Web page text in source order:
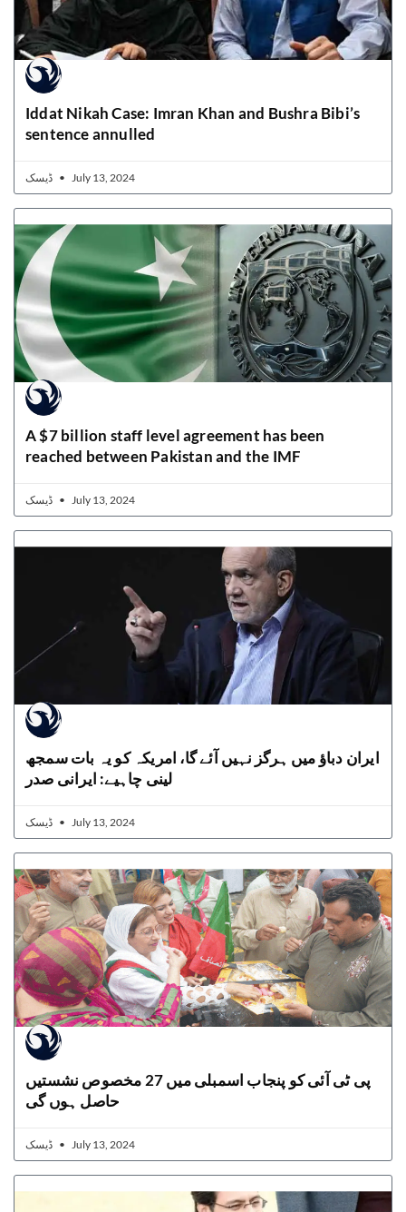
Iddat Nikah Case: Imran Khan and Bushra Bibi’s
sentence annulled
July 13, 2024
A $7 billion staff level agreement has been
reached between Pakistan and the IMF
July 13, 2024
ایران دباؤ میں ہرگز نہیں آئے گا، امریکہ کو یہ بات سمجھ
لینی چاہیے: ایرانی صدر
July 13, 2024
پی ٹی آئی کو پنجاب اسمبلی میں 27 مخصوص نشستیں
حاصل ہوں گی
July 13, 2024